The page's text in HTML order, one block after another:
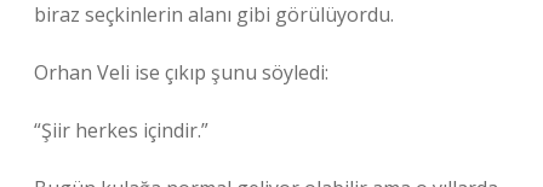
biraz seçkinlerin alanı gibi görülüyordu.
Orhan Veli ise çıkıp şunu söyledi:
“Şiir herkes içindir.”